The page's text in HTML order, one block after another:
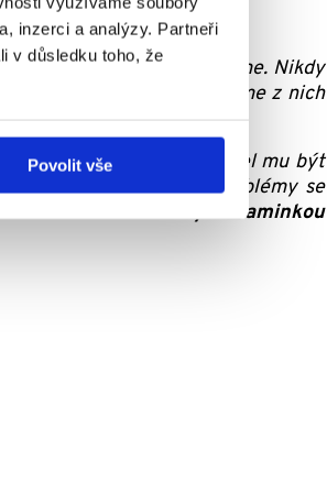
inzerci a analýzy. Partneři
v důsledku toho, že
Povolit vše
Velice si toho vážíme. Nikdy
každým dnem, platíme z nich
specializovaným lékařům.
několik hospitalizací, musel mu být
a bojovali jsme s problémy se
odloučení od brášky s maminkou